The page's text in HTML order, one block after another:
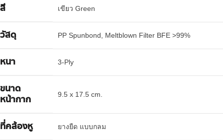
สี เขียว Green
วัสดุ PP Spunbond, Meltblown Filter BFE >99%
หนา 3-Ply
ขนาด
หน้ากาก 9.5 x 17.5 cm.
ที่คล้องหู ยางยืด แบบกลม